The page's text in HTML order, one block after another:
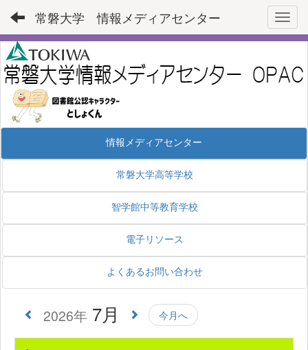
常磐大学 情報メディアセンター
情報メディアセンター
常磐大学高等学校
智学館中等教育学校
電子リソース
よくあるお問い合わせ
2026年 7月 今月へ